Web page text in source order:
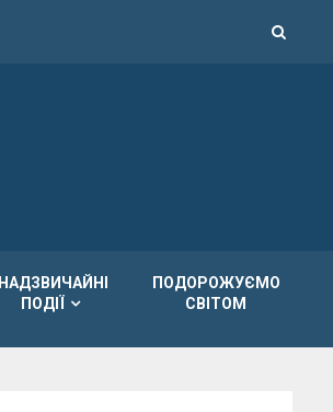
НАДЗВИЧАЙНІ
ПОДІЇ
ПОДОРОЖУЄМО
СВІТОМ